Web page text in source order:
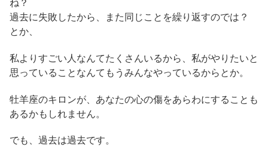
ね？
過去に失敗したから、また同じことを繰り返すのでは？
とか、
私よりすごい人なんてたくさんいるから、私がやりたいと
思っていることなんてもうみんなやっているからとか。
牡羊座のキロンが、あなたの心の傷をあらわにすることも
あるかもしれません。
でも、過去は過去です。